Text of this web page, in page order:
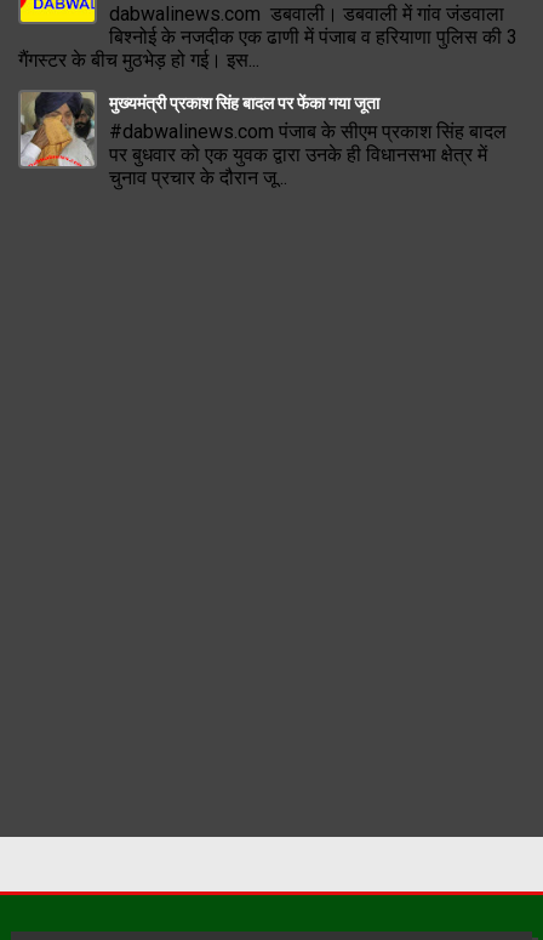
dabwalinews.com डबवाली। डबवाली में गांव जंडवाला
बिश्नोई के नजदीक एक ढाणी में पंजाब व हरियाणा पुलिस की 3
गैंगस्टर के बीच मुठभेड़ हो गई। इस...
मुख्यमंत्री प्रकाश सिंह बादल पर फेंका गया जूता
#dabwalinews.com पंजाब के सीएम प्रकाश सिंह बादल
पर बुधवार को एक युवक द्वारा उनके ही विधानसभा क्षेत्र में
चुनाव प्रचार के दौरान जू...